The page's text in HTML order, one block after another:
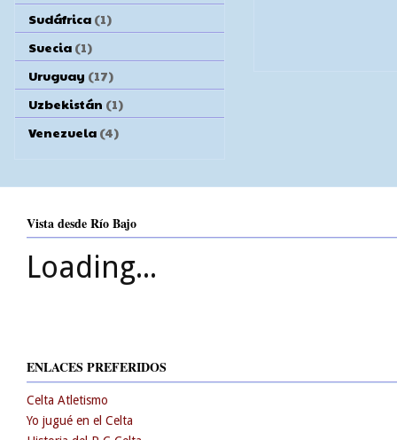
Sudáfrica (1)
Suecia (1)
Uruguay (17)
Uzbekistán (1)
Venezuela (4)
Vista desde Río Bajo
Loading...
ENLACES PREFERIDOS
Celta Atletismo
Yo jugué en el Celta